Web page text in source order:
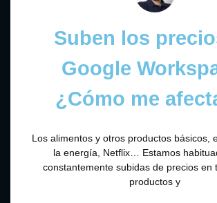
Suben los
Google
¿Cómo me
Los alimentos y otros productos básicos,
la energía, Netflix… Estamos
constantemente subidas de precios en
productos y